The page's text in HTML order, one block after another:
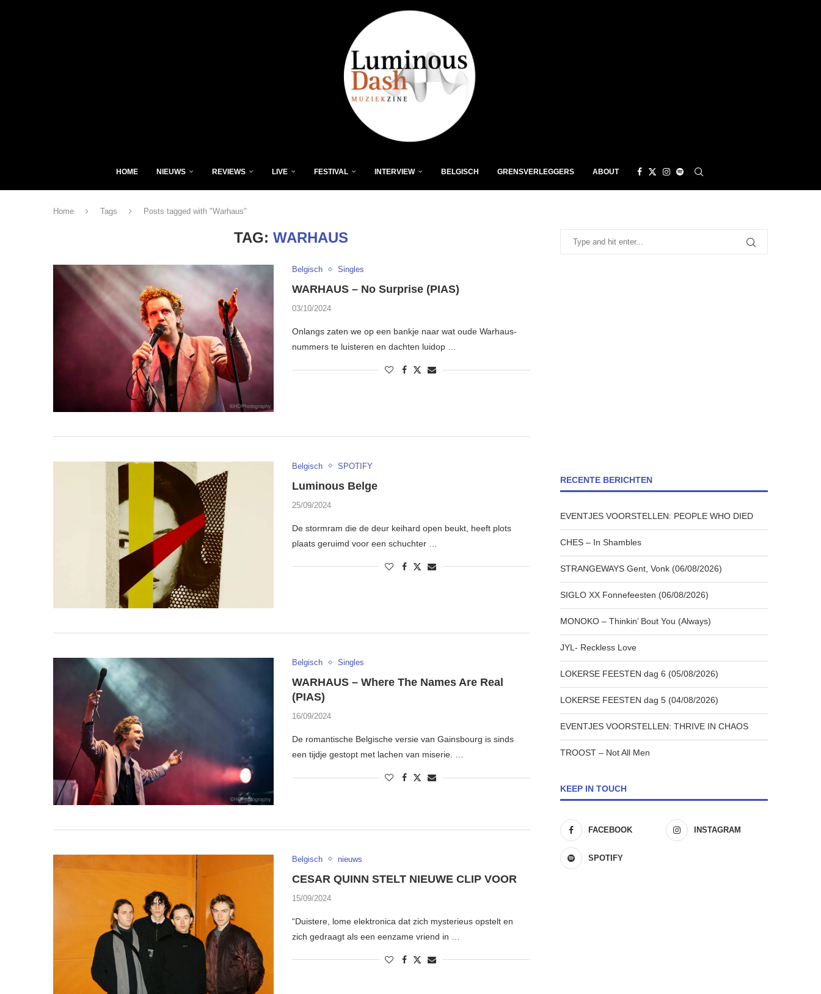
HOME NIEUWS REVIEWS LIVE FESTIVAL INTERVIEW BELGISCH GRENSVERLEGGERS ABOUT
Home Tags Posts tagged with "Warhaus"
TAG:WARHAUS
Belgisch Singles
WARHAUS – No Surprise (PIAS)
03/10/2024
Onlangs zaten we op een bankje naar wat oude Warhaus-
nummers te luisteren en dachten luidop …
Belgisch SPOTIFY
Luminous Belge
25/09/2024
De stormram die de deur keihard open beukt, heeft plots
plaats geruimd voor een schuchter …
Belgisch Singles
WARHAUS – Where The Names Are Real
(PIAS)
16/09/2024
De romantische Belgische versie van Gainsbourg is sinds
een tijdje gestopt met lachen van miserie. …
Belgisch nieuws
CESAR QUINN STELT NIEUWE CLIP VOOR
15/09/2024
“Duistere, lome elektronica dat zich mysterieus opstelt en
zich gedraagt als een eenzame vriend in …
RECENTE BERICHTEN
EVENTJES VOORSTELLEN: PEOPLE WHO DIED
CHES – In Shambles
STRANGEWAYS Gent, Vonk (06/08/2026)
SIGLO XX Fonnefeesten (06/08/2026)
MONOKO – Thinkin’ Bout You (Always)
JYL- Reckless Love
LOKERSE FEESTEN dag 6 (05/08/2026)
LOKERSE FEESTEN dag 5 (04/08/2026)
EVENTJES VOORSTELLEN: THRIVE IN CHAOS
TROOST – Not All Men
KEEP IN TOUCH
FACEBOOK INSTAGRAM
SPOTIFY